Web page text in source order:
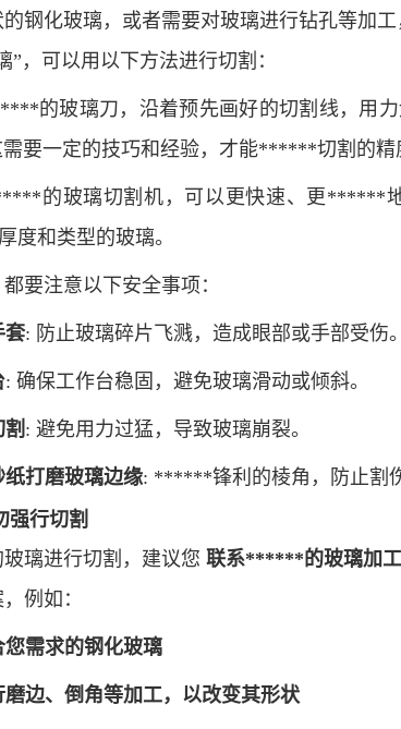
钢化玻璃，或者需要对玻璃进行钻孔等加工
”，可以用以下方法进行切割：
的玻璃刀，沿着预先画好的切割线，用
要一定的技巧和经验，才能******切割的精
的玻璃切割机，可以更快速、更******
度和类型的玻璃。
要注意以下安全事项：
套: 防止玻璃碎片飞溅，造成眼部或手部受伤。
: 确保工作台稳固，避免玻璃滑动或倾斜。
: 避免用力过猛，导致玻璃崩裂。
打磨玻璃边缘: ******锋利的棱角，防止割
强行切割
璃进行切割，建议您 联系******的玻璃加
例如：
需求的钢化玻璃
边、倒角等加工，以改变其形状